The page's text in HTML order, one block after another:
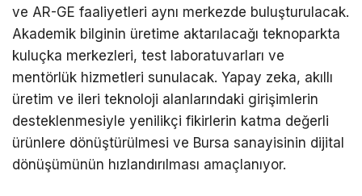
ve AR-GE faaliyetleri aynı merkezde buluşturulacak.
Akademik bilginin üretime aktarılacağı teknoparkta
kuluçka merkezleri, test laboratuvarları ve
mentörlük hizmetleri sunulacak. Yapay zeka, akıllı
üretim ve ileri teknoloji alanlarındaki girişimlerin
desteklenmesiyle yenilikçi fikirlerin katma değerli
ürünlere dönüştürülmesi ve Bursa sanayisinin dijital
dönüşümünün hızlandırılması amaçlanıyor.